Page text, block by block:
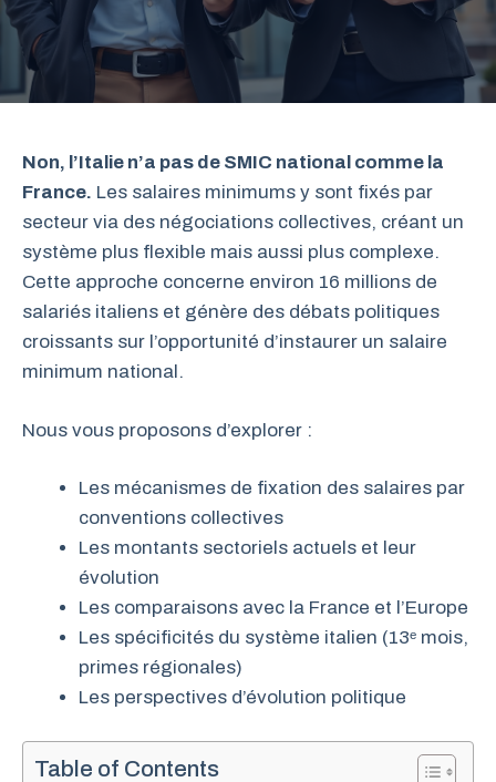
Non, l’Italie n’a pas de SMIC national comme la
France. Les salaires minimums y sont fixés par
secteur via des négociations collectives, créant un
système plus flexible mais aussi plus complexe.
Cette approche concerne environ 16 millions de
salariés italiens et génère des débats politiques
croissants sur l’opportunité d’instaurer un salaire
minimum national.
Nous vous proposons d’explorer :
Les mécanismes de fixation des salaires par
conventions collectives
Les montants sectoriels actuels et leur
évolution
Les comparaisons avec la France et l’Europe
Les spécificités du système italien (13ᵉ mois,
primes régionales)
Les perspectives d’évolution politique
Table of Contents